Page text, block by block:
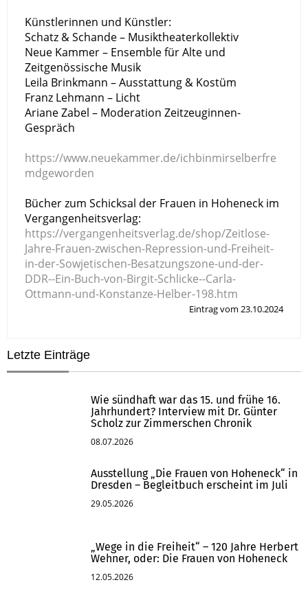
Künstlerinnen und Künstler:
Schatz & Schande – Musiktheaterkollektiv
Neue Kammer – Ensemble für Alte und
Zeitgenössische Musik
Leila Brinkmann – Ausstattung & Kostüm
Franz Lehmann – Licht
Ariane Zabel – Moderation Zeitzeuginnen-
Gespräch
https://www.neuekammer.de/ichbinmirselberfre
mdgeworden
Bücher zum Schicksal der Frauen in Hoheneck im
Vergangenheitsverlag:
https://vergangenheitsverlag.de/shop/Zeitlose-
Jahre-Frauen-zwischen-Repression-und-Freiheit-
in-der-Sowjetischen-Besatzungszone-und-der-
DDR--Ein-Buch-von-Birgit-Schlicke--Carla-
Ottmann-und-Konstanze-Helber-198.htm
Eintrag vom 23.10.2024
Letzte Einträge
Wie sündhaft war das 15. und frühe 16.
Jahrhundert? Interview mit Dr. Günter
Scholz zur Zimmerschen Chronik
08.07.2026
Ausstellung „Die Frauen von Hoheneck“ in
Dresden – Begleitbuch erscheint im Juli
29.05.2026
„Wege in die Freiheit“ – 120 Jahre Herbert
Wehner, oder: Die Frauen von Hoheneck
12.05.2026